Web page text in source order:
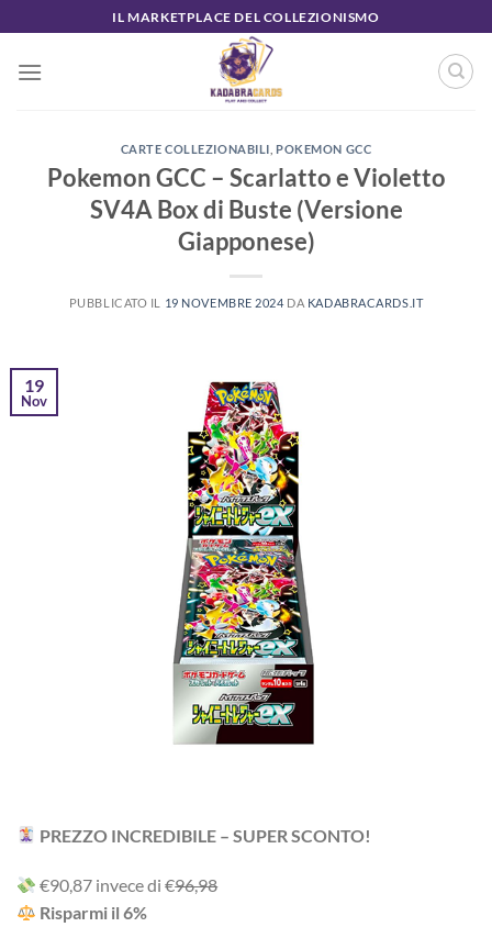
ai
contenuti
IL MARKETPLACE DEL COLLEZIONISMO
CARTE COLLEZIONABILI POKEMON GCC
Pokemon GCC – Scarlatto e Violetto
SV4A Box di Buste (Versione
Giapponese)
PUBBLICATO IL 19 NOVEMBRE 2024 DA KADABRACARDS.IT
19
Nov
PREZZO INCREDIBILE – SUPER SCONTO!
‎€90,87 i‎nv‎ec‎e ‎di‎ €96,98
R‎is‎pa‎rm‎i ‎il‎ 6%